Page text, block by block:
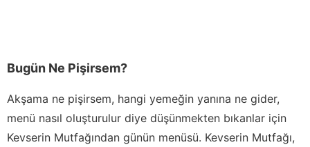
Bugün Ne Pişirsem?
Akşama ne pişirsem, hangi yemeğin yanına ne gider,
menü nasıl oluşturulur diye düşünmekten bıkanlar için
Kevserin Mutfağından günün menüsü. Kevserin Mutfağı,